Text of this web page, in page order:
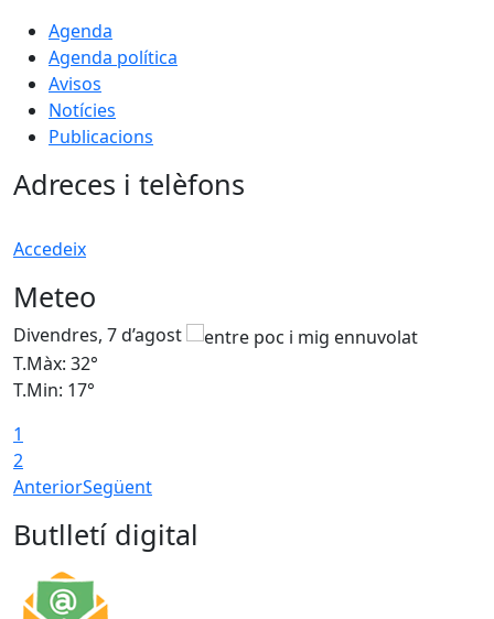
Agenda
Agenda política
Avisos
Notícies
Publicacions
Adreces i telèfons
Accedeix
Meteo
Divendres, 7 d’agost
T.Màx: 32°
T.Min: 17°
1
2
AnteriorSegüent
Butlletí digital